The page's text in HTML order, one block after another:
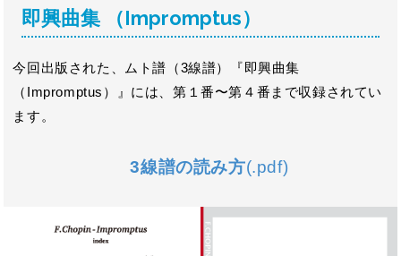
即興曲集 （Impromptus）
今回出版された、ムト譜（3線譜）『即興曲集
（Impromptus）』には、第１番〜第４番まで収録されてい
ます。
3線譜の読み方(.pdf)